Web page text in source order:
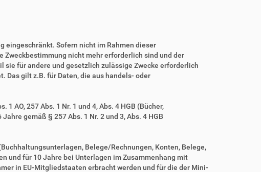
eingeschränkt. Sofern nicht im Rahmen dieser
Zweckbestimmung nicht mehr erforderlich sind und der
für andere und gesetzlich zulässige Zwecke erforderlich
Das gilt z.B. für Daten, die aus handels- oder
AO, 257 Abs. 1 Nr. 1 und 4, Abs. 4 HGB (Bücher,
gemäß § 257 Abs. 1 Nr. 2 und 3, Abs. 4 HGB
Belege/Rechnungen, Konten, Belege,
und für 10 Jahre bei Unterlagen im Zusammenhang mit
in EU-Mitgliedstaaten erbracht werden und für die der Mini-